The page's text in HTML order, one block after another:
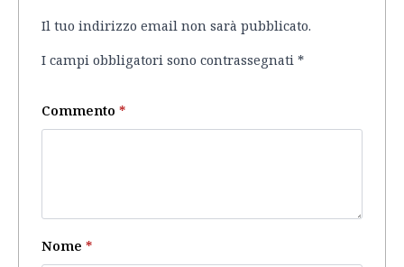
Il tuo indirizzo email non sarà pubblicato.
I campi obbligatori sono contrassegnati *
Commento *
Nome *